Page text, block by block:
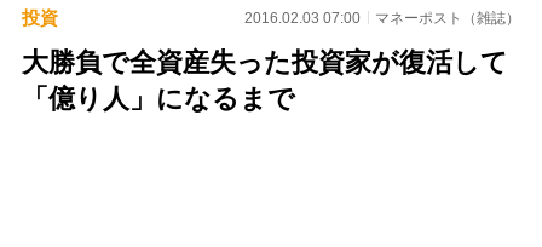
投資 2016.02.03 07:00 マネーポスト（雑誌）
大勝負で全資産失った投資家が復活して
「億り人」になるまで